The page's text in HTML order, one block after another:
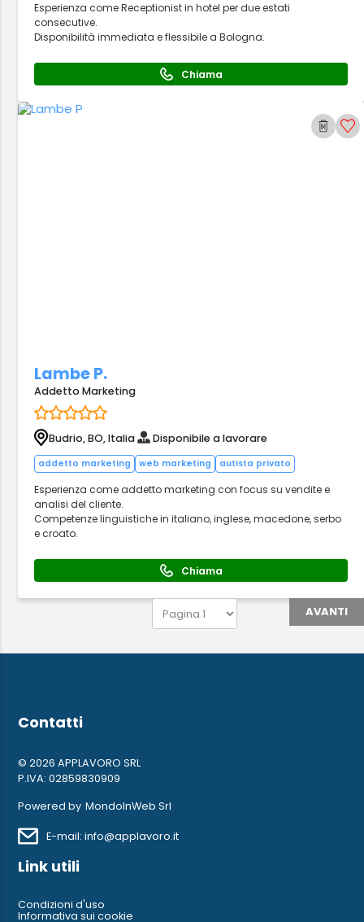
Esperienza come Receptionist in hotel per due estati
consecutive.
Disponibilità immediata e flessibile a Bologna.
Chiama
Lambe P.
Addetto Marketing
Budrio, BO, Italia Disponibile a lavorare
addetto marketing web marketing autista privato
Esperienza come addetto marketing con focus su vendite e
analisi del cliente.
Competenze linguistiche in italiano, inglese, macedone, serbo
e croato.
Chiama
AVANTI
Contatti
© 2026 APPLAVORO SRL
P.IVA: 02859830909
Powered by MondoInWeb Srl
E-mail: info@applavoro.it
Link utili
Condizioni d'uso
Informativa sui cookie